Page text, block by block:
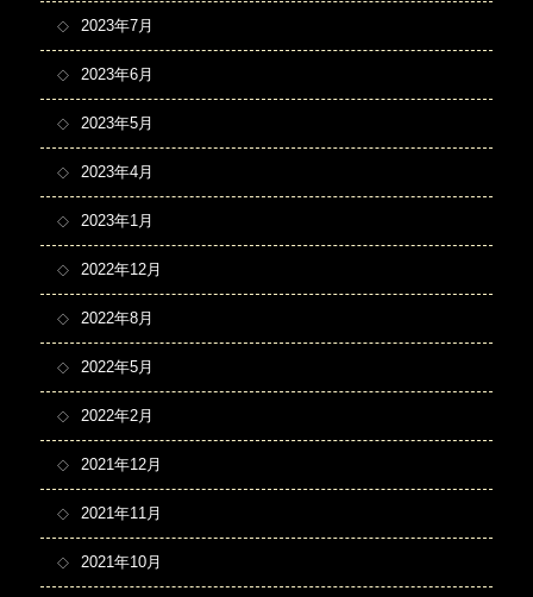
2023年7月
2023年6月
2023年5月
2023年4月
2023年1月
2022年12月
2022年8月
2022年5月
2022年2月
2021年12月
2021年11月
2021年10月